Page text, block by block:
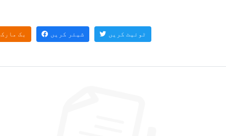
بک مارک شیئر کریں ٹوئیٹ کریں